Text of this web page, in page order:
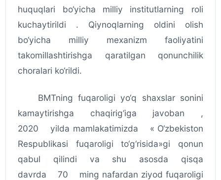
huquqlari bo‘yicha milliy institutlarning roli
kuchaytirildi . Qiynoqlarning oldini olish
bo‘yicha milliy mexanizm faoliyatini
takomillashtirishga qaratilgan qonunchilik
choralari ko‘rildi.
BMTning fuqaroligi yo‘q shaxslar sonini
kamaytirishga chaqirig‘iga javoban ,
2020 yilda mamlakatimizda « O‘zbekiston
Respublikasi fuqaroligi to‘g‘risida»gi qonun
qabul qilindi va shu asosda qisqa
davrda 70 ming nafardan ziyod fuqaroligi